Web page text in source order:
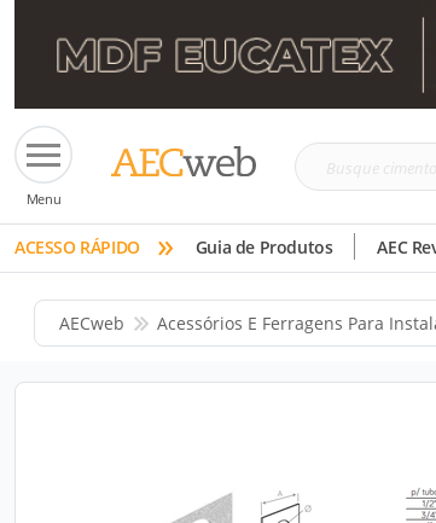
Menu
Busque
tinta,
etc
ACESSO RÁPIDO » Guia de Produtos AEC
AECweb Acessórios E Ferragens Para